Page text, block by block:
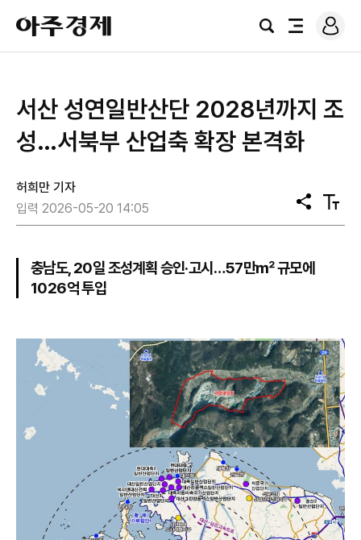
아
주
경
검
전
로
그
서산 성연일반산단 2028년까지 조
성…서북부 산업축 확장 본격화
허희만 기자
입력 2026-05-20 14:05
공
유
텍
스
충남도, 20일 조성계획 승인·고시…57만㎡ 규모에
1026억 투입